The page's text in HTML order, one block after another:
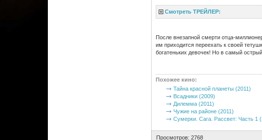
Смотреть ТРЕЙЛЕР:
После внезапной смерти отца-
им приходится переехать к своей
богатеньких девочек! Но в самый
Похожее кино:
Тайна красной планеты (2011)
Всадники (2009)
Дилемма (2011)
Чужие на районе (2011)
Сумерки. Сага. Рассвет: Часть 1
Просмотров: 2768